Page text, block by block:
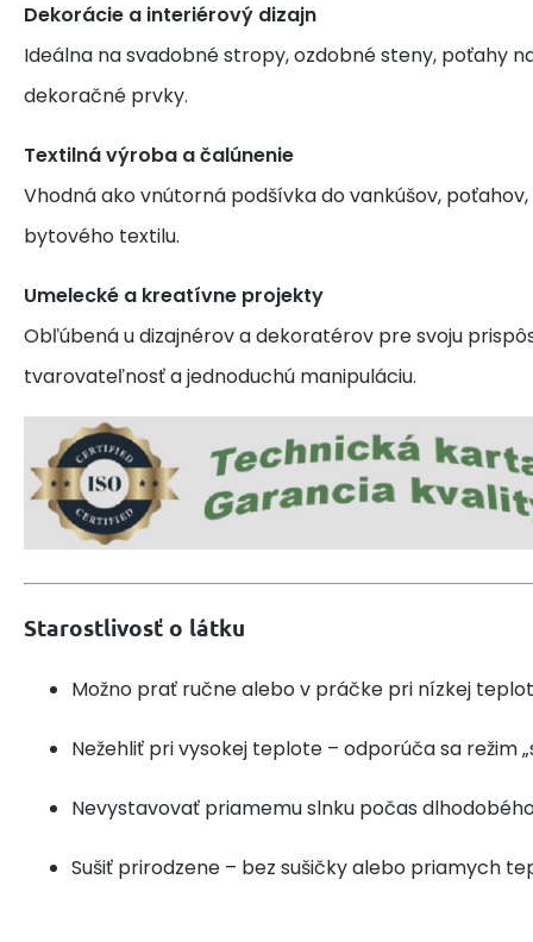
Dekorácie a interiérový dizajn
Ideálna na svadobné stropy, ozdobné steny, poťahy
dekoračné prvky.
Textilná výroba a čalúnenie
Vhodná ako vnútorná podšívka do vankúšov,
bytového textilu.
Umelecké a kreatívne projekty
Obľúbená u dizajnérov a dekoratérov pre svoju
tvarovateľnosť a jednoduchú manipuláciu.
Starostlivosť o látku
Možno prať ručne alebo v práčke pri nízkej
Nežehliť pri vysokej teplote – odporúča sa režim
Nevystavovať priamemu slnku počas
Sušiť prirodzene – bez sušičky alebo priamych